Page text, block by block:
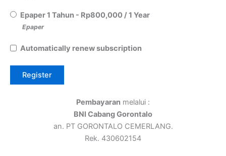
Epaper 1 Tahun - Rp800,000/1 Year
Epaper
Automatically renew subscription
Pembayaran melalui :
BNI Cabang Gorontalo
an. PT GORONTALO CEMERLANG.
Rek. 430602154